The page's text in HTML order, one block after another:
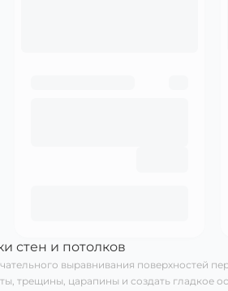
стен и потолков
выравнивания поверхностей
трещины, царапины и создать гладкое